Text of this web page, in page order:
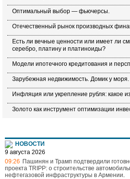
Оптимальный выбор — фьючерсы.
Отечественный рынок производных
Есть ли вечные ценности или имеет ли
серебро, платину и платиноиды?
Модели ипотечного кредитования и
Зарубежная недвижимость. Домик у моря.
Инфляция или укрепление рубля: какое
Золото как инструмент оптимизации
НОВОСТИ
9 августа 2026
09:26 Пашинян и Трамп подтвердили
проекта TRIPP: о строительстве
нефтегазовой инфраструктуры в Армении.